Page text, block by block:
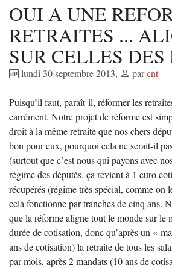
OUI A UNE
RETRAITES ...
SUR CELLES DES
lundi 30 septembre 2013, parcnt
Puisqu’il faut, paraît-il, réformer les
carrément. Notre projet de réforme est
droit à la même retraite que nos chers
bon pour eux, pourquoi cela ne serait-il
(surtout que c’est nous qui payons avec
régime des députés, ça revient à 1 euro
récupérés (régime très spécial, comme on
cela fonctionne par tranches de cinq ans.
que la réforme aligne tout le monde sur le
durée de cotisation, donc qu’après un «
ans de cotisation) la retraite de tous les
par mois, après 2 mandats (10 ans de